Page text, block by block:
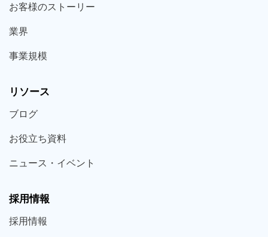
お客様のストーリー
業界
事業規模
リソース
ブログ
お役立ち資料
ニュース・ イベント
採用情報
採用情報